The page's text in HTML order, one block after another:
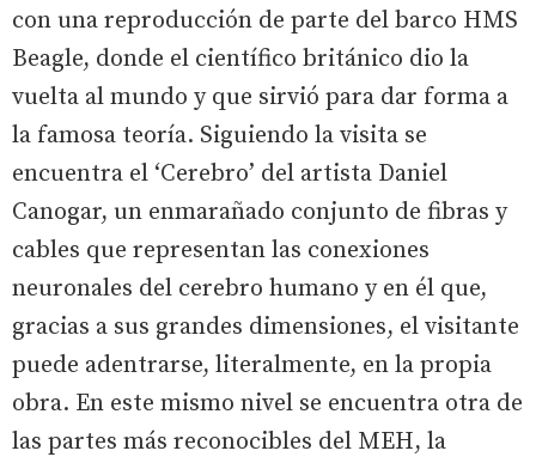
con una reproducción de parte del barco HMS
Beagle, donde el científico británico dio la
vuelta al mundo y que sirvió para dar forma a
la famosa teoría. Siguiendo la visita se
encuentra el ‘Cerebro’ del artista Daniel
Canogar, un enmarañado conjunto de fibras y
cables que representan las conexiones
neuronales del cerebro humano y en él que,
gracias a sus grandes dimensiones, el visitante
puede adentrarse, literalmente, en la propia
obra. En este mismo nivel se encuentra otra de
las partes más reconocibles del MEH, la